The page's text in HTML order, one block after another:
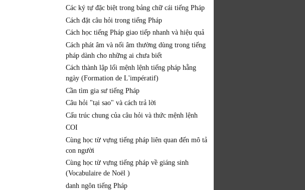
Các ký tự đặc biệt trong bảng chữ cái tiếng Pháp
Cách đặt câu hỏi trong tiếng Pháp
Cách học tiếng Pháp giao tiếp nhanh và hiệu quả
Cách phát âm và nối âm thường dùng trong tiếng
pháp dành cho những ai chưa biết
Cách thành lập lối mệnh lệnh tiếng pháp hằng
ngày (Formation de L'impératif)
Cần tìm gia sư tiếng Pháp
Câu hỏi "tại sao" và cách trả lời
Cấu trúc chung của câu hỏi và thức mệnh lệnh
COI
Cùng học từ vựng tiếng pháp liên quan đến mô tả
con người
Cùng học từ vựng tiếng pháp về giáng sinh
(Vocabulaire de Noël )
danh ngôn tiếng Pháp